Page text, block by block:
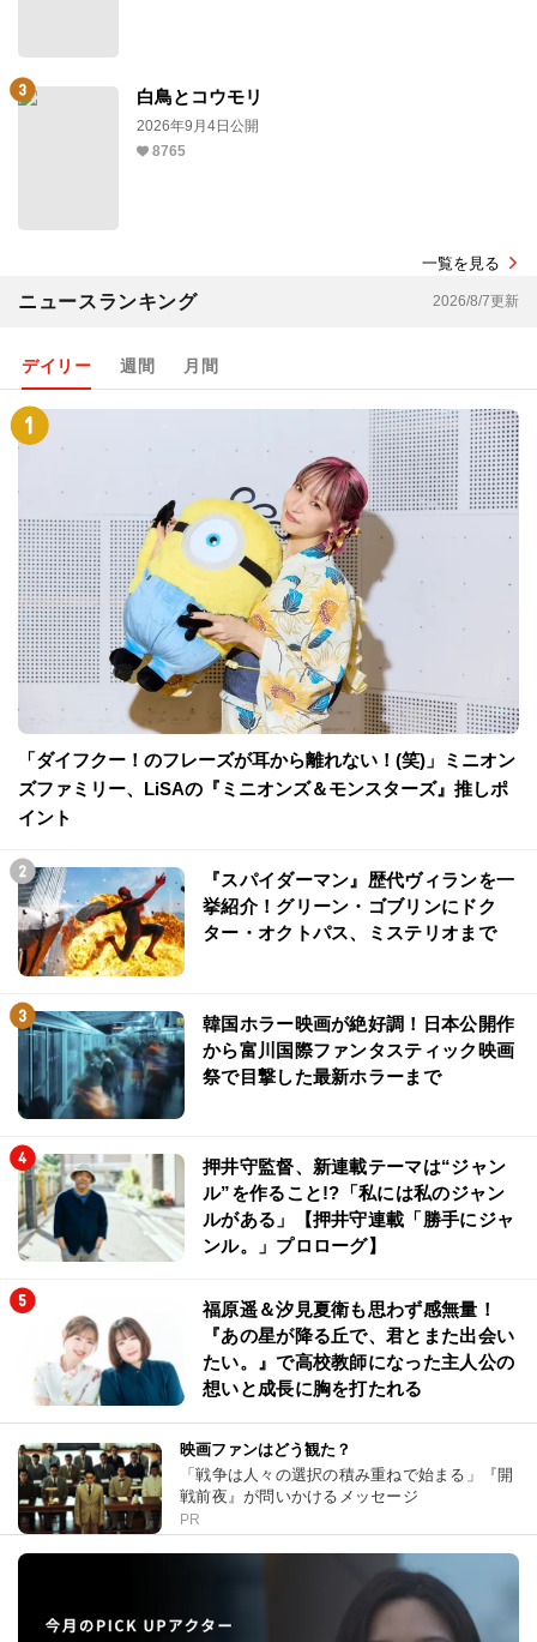
白鳥とコウモリ
2026年9月4日公開
8765
一覧を見る
ニュースランキング 2026/8/7更新
デイリー 週間 月間
「ダイフクー！のフレーズが耳から離れない！(笑)」ミニオン
ズファミリー、LiSAの『ミニオンズ＆モンスターズ』推しポ
イント
『スパイダーマン』歴代ヴィランを一
挙紹介！グリーン・ゴブリンにドク
ター・オクトパス、ミステリオまで
韓国ホラー映画が絶好調！日本公開作
から富川国際ファンタスティック映画
祭で目撃した最新ホラーまで
押井守監督、新連載テーマは“ジャン
ル”を作ること!?「私には私のジャン
ルがある」【押井守連載「勝手にジャ
ンル。」プロローグ】
福原遥＆汐見夏衛も思わず感無量！
『あの星が降る丘で、君とまた出会い
たい。』で高校教師になった主人公の
想いと成長に胸を打たれる
映画ファンはどう観た？
「戦争は人々の選択の積み重ねで始まる」『開
戦前夜』が問いかけるメッセージ
PR